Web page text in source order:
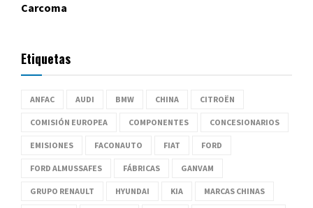
Carcoma
Etiquetas
ANFAC AUDI BMW CHINA CITROËN
COMISIÓN EUROPEA COMPONENTES CONCESIONARIOS
EMISIONES FACONAUTO FIAT FORD
FORD ALMUSSAFES FÁBRICAS GANVAM
GRUPO RENAULT HYUNDAI KIA MARCAS CHINAS